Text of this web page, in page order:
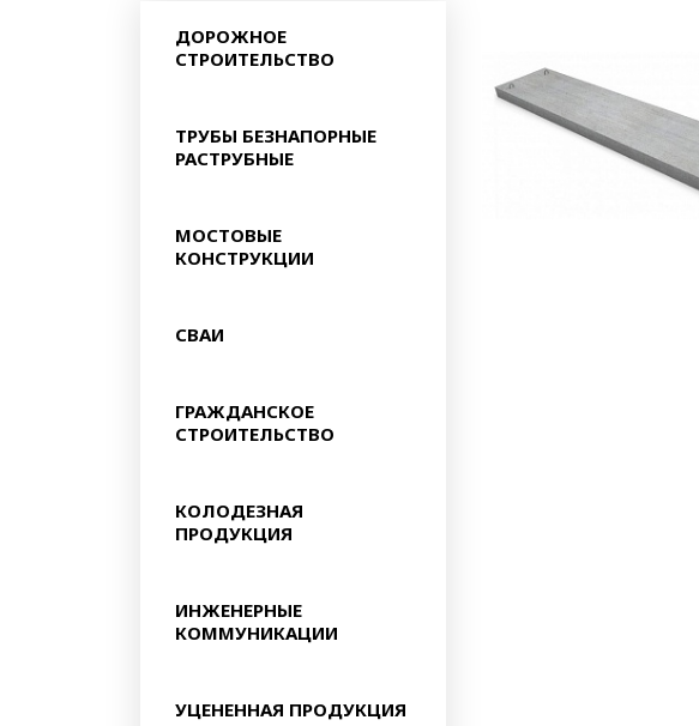
ДОРОЖНОЕ
СТРОИТЕЛЬСТВО
ТРУБЫ БЕЗНАПОРНЫЕ
РАСТРУБНЫЕ
МОСТОВЫЕ
КОНСТРУКЦИИ
СВАИ
ГРАЖДАНСКОЕ
СТРОИТЕЛЬСТВО
КОЛОДЕЗНАЯ
ПРОДУКЦИЯ
ИНЖЕНЕРНЫЕ
КОММУНИКАЦИИ
УЦЕНЕННАЯ ПРОДУКЦИЯ